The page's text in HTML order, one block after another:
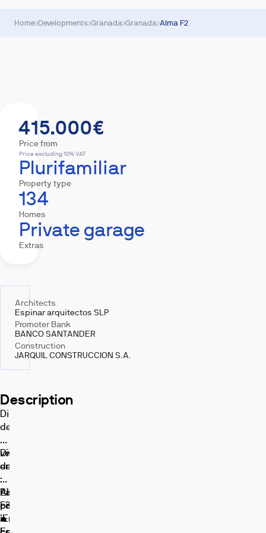
Home›Developments›Granada›Granada›Alma F2
415.000€
Price from
Price excluding 10% VAT
Plurifamiliar
Property type
134
Homes
Private garage
Extras
Architects
Espinar arquitectos SLP
Promoter Bank
BANCO SANTANDER
Construction
JARQUIL CONSTRUCCION S.A.
Description
Disfruta
de
Granada
viviendo
en
:
Alma
F3
¡En
Disfruta
de:
•
Piscina
comunitaria.
•
La
promoción
cuenta